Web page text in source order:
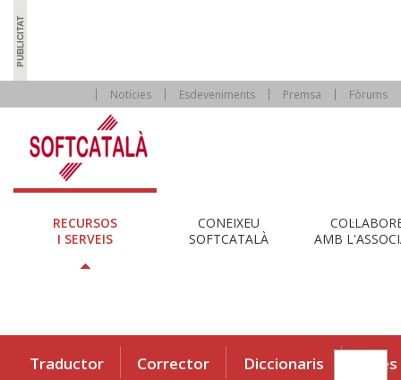
Notícies Esdeveniments Premsa Fòrums
RECURSOS
I SERVEIS
CONEIXEU
SOFTCATALÀ
AMB
Traductor Corrector Diccionaris Eines